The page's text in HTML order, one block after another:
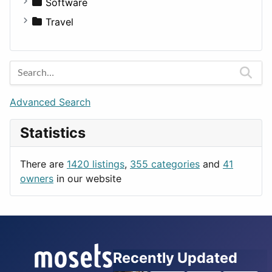
Medicine
Houses
Business Tools
Entertainment
Games
Lifestyle
News & Weather
Productivity
Travel
Barcelona
Berlin
Budapest
London
Paris
Rome
Advanced Search
Statistics
There are 1420 listings, 355 categories and 41
owners in our website
Recently Updated